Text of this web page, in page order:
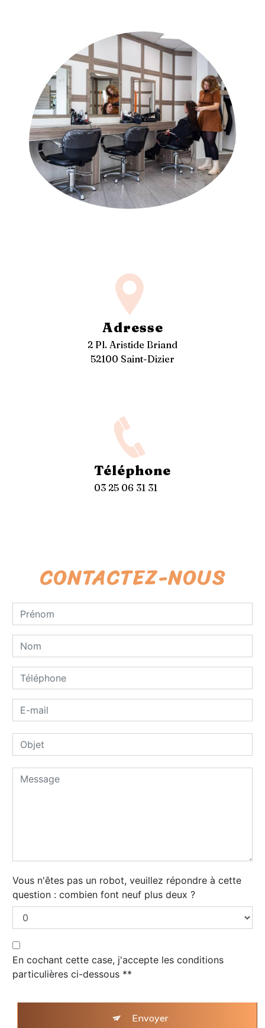
Adresse
2 Pl. Aristide Briand
52100 Saint-Dizier
Téléphone
03 25 06 31 31
CONTACTEZ-NOUS
Vous n'êtes pas un robot, veuillez répondre à cette
question : combien font neuf plus deux ?
En cochant cette case, j'accepte les conditions
particulières ci-dessous **
Envoyer